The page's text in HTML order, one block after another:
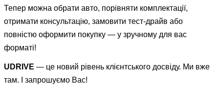
Тепер можна обрати авто, порівняти комплектації,
отримати консультацію, замовити тест-драйв або
повністю оформити покупку — у зручному для вас
форматі!
UDRIVE — це новий рівень клієнтського досвіду. Ми вже
там. І запрошуємо Вас!